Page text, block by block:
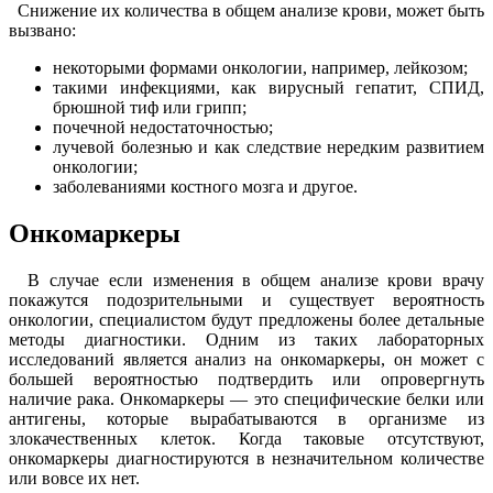
Снижение их количества в общем анализе крови, может быть
вызвано:
некоторыми формами онкологии, например, лейкозом;
такими инфекциями, как вирусный гепатит, СПИД,
брюшной тиф или грипп;
почечной недостаточностью;
лучевой болезнью и как следствие нередким развитием
онкологии;
заболеваниями костного мозга и другое.
Онкомаркеры
В случае если изменения в общем анализе крови врачу
покажутся подозрительными и существует вероятность
онкологии, специалистом будут предложены более детальные
методы диагностики. Одним из таких лабораторных
исследований является анализ на онкомаркеры, он может с
большей вероятностью подтвердить или опровергнуть
наличие рака. Онкомаркеры — это специфические белки или
антигены, которые вырабатываются в организме из
злокачественных клеток. Когда таковые отсутствуют,
онкомаркеры диагностируются в незначительном количестве
или вовсе их нет.